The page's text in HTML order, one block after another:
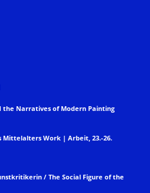
the Narratives of Modern Painting
Mittelalters Work | Arbeit, 23.-26.
/ The Social Figure of the